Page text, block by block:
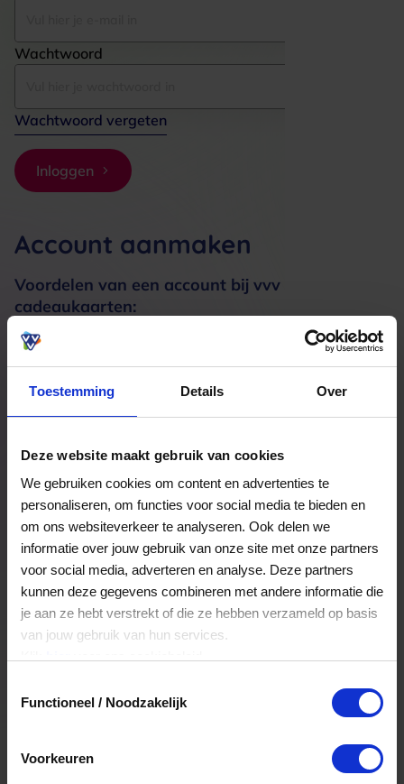
Toestemming Details Over
Deze website maakt gebruik van cookies
We gebruiken cookies om content en advertenties te
personaliseren, om functies voor social media te bieden en
om ons websiteverkeer te analyseren. Ook delen we
informatie over jouw gebruik van onze site met onze partners
voor social media, adverteren en analyse. Deze partners
kunnen deze gegevens combineren met andere informatie die
je aan ze hebt verstrekt of die ze hebben verzameld op basis
van jouw gebruik van hun services.
Functioneel / Noodzakelijk
Voorkeuren
Wachtwoord
Wachtwoord vergeten
Inloggen
Account aanmaken
Voordelen van een account bij vvv
cadeaukaarten:
Meerdere adressen registreren
Een bestelling volgen
Nog veel meer...
Maak account aan